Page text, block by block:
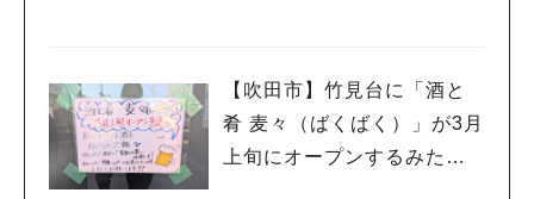
【吹田市】竹見台に「酒と
肴 麦々（ばくばく）」が3月
上旬にオープンするみた